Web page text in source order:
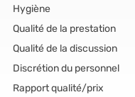
Hygiène
Qualité de la prestation
Qualité de la discussion
Discrétion du personnel
Rapport qualité/prix